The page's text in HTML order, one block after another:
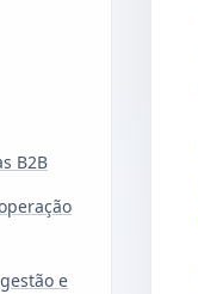
B2B
e